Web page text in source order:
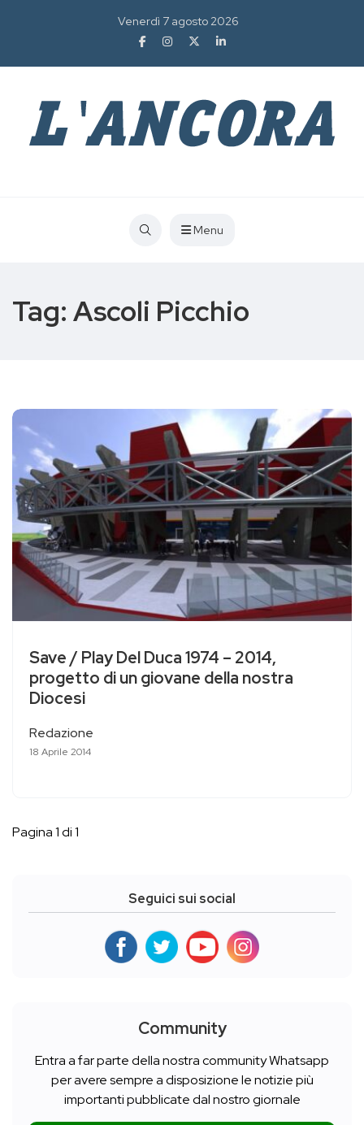
Venerdì 7 agosto 2026
Menu
Tag: Ascoli Picchio
Save / Play Del Duca 1974 – 2014,
progetto di un giovane della nostra
Diocesi
Redazione
18 Aprile 2014
Pagina 1 di 1
Seguici sui social
Community
Entra a far parte della nostra community Whatsapp
per avere sempre a disposizione le notizie più
importanti pubblicate dal nostro giornale